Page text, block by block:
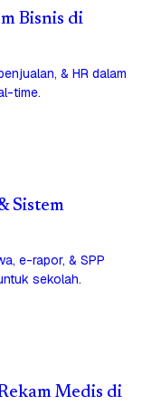
Bisnis di
& HR dalam
time.
Sistem
e-rapor, & SPP
sekolah.
Medis di